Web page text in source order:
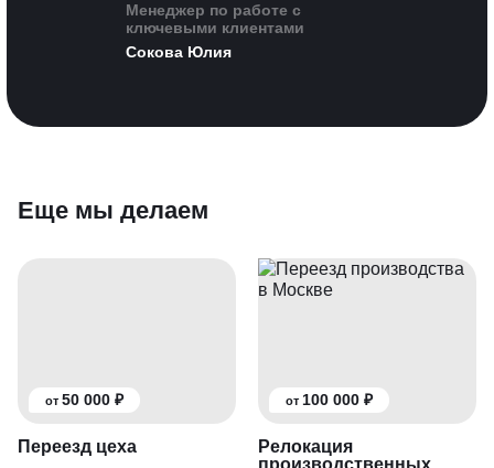
Менеджер по работе с
ключевыми клиентами
Сокова Юлия
Еще мы делаем
от 50 000 ₽
Переезд цеха
от 100 000 ₽
Релокация
производственных